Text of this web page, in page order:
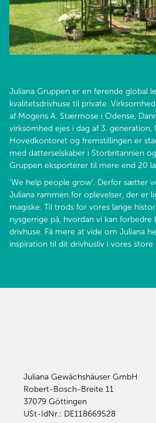
Juliana Gruppen er en førende global
kvalitetsdrivhuse til private.
af Mogens A. Stærmose i Odense,
virksomhed ejes i dag af 3.
Hovedkontoret og fremstillingen er
med datterselskaber i Storbritannien
Gruppen eksporterer til mere end 20
’We help people grow’. Derfor sætter
Juliana rammen for oplevelser, der er
magiske. Til trods for vores lange
nysgerrige på, hvordan vi kan
drivhuse. Få mere at vide om Juliana
inspiration til dit drivhusliv i vores store
Juliana Gewächshäuser GmbH
Robert-Bosch-Breite 11
37079 Göttingen
USt-IdNr.: DE118669528